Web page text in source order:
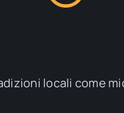
locali come